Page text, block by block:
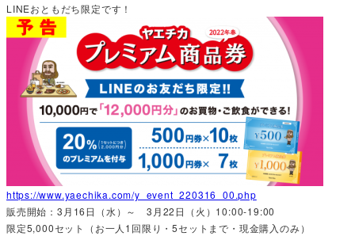
LINEおともだち限定です！
https://www.yaechika.com/y_event_220316_00.php
販売開始：3月16日（水）～ 3月22日（火）10:00-19:00
限定5,000セット（お一人1回限り・5セットまで・現金購入のみ）